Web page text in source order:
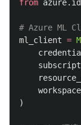
from
ml_client =
)